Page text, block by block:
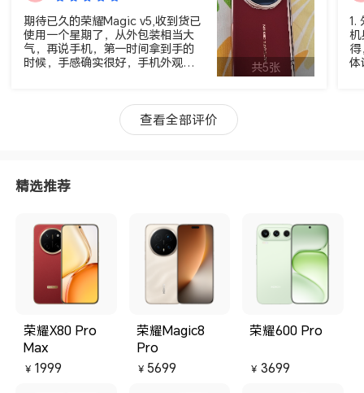
音质很好 超级防水
屏幕不错
期待已久的荣耀Magic v5,收到货已
使用一个星期了，从外包装相当大
气，再说手机，第一时间拿到手的
时候，手感确实很好，手机外观也
超前的处理器，加上很多智能AI的
使用，绝对是当前折叠机皇！这次
选择了一个大内存的，想怎么玩就
件上的感受，之后再与大家分享讨
共5张
1.
机
得
体
查看全部评价
精选推荐
荣耀X80 Pro
Max
￥ 1999
荣耀Magic8
Pro
￥ 5699
荣耀600 Pro
￥ 3699